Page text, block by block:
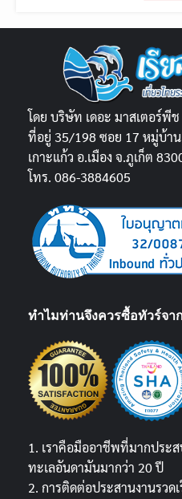
โดย บริษัท เดอะ มาสเตอร์พีช
ที่อยู่ 35/198 ซอย 17 หมู่บ้าน
เกาะแก้ว อ.เมือง จ.ภูเก็ต
โทร. 086-3884605
ทำไมท่านจึงควรซื้อทัวร์จา
1. เราคือมืออาชีพที่มากประ
ทะเลอันดามันมากว่า 20 ปี
2. การติดต่อประสานงานรวด